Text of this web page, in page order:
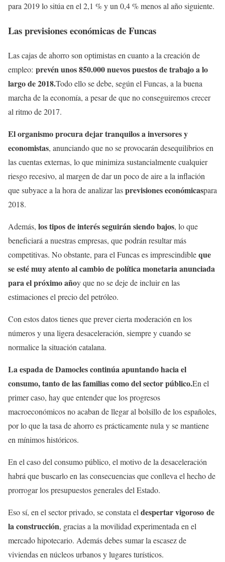
para 2019 lo sitúa en el 2,1 % y un 0,4 % menos al año siguiente.
Las previsiones económicas de Funcas
Las cajas de ahorro son optimistas en cuanto a la creación de
empleo: prevén unos 850.000 nuevos puestos de trabajo a lo
largo de 2018.Todo ello se debe, según el Funcas, a la buena
marcha de la economía, a pesar de que no conseguiremos crecer
al ritmo de 2017.
El organismo procura dejar tranquilos a inversores y
economistas, anunciando que no se provocarán desequilibrios en
las cuentas externas, lo que minimiza sustancialmente cualquier
riesgo recesivo, al margen de dar un poco de aire a la inflación
que subyace a la hora de analizar lasprevisiones económicaspara
2018.
Además, los tipos de interés seguirán siendo bajos, lo que
beneficiará a nuestras empresas, que podrán resultar más
competitivas. No obstante, para el Funcas es imprescindibleque
se esté muy atento al cambio de política monetaria anunciada
para el próximo añoy que no se deje de incluir en las
estimaciones el precio del petróleo.
Con estos datos tienes que prever cierta moderación en los
números y una ligera desaceleración, siempre y cuando se
normalice la situación catalana.
La espada de Damocles continúa apuntando hacia el
consumo, tanto de las familias como del sector público.En el
primer caso, hay que entender que los progresos
macroeconómicos no acaban de llegar al bolsillo de los españoles,
por lo que la tasa de ahorro es prácticamente nula y se mantiene
en mínimos históricos.
En el caso del consumo público, el motivo de la desaceleración
habrá que buscarlo en las consecuencias que conlleva el hecho de
prorrogar los presupuestos generales del Estado.
Eso sí, en el sector privado, se constata el despertar vigoroso de
la construcción, gracias a la movilidad experimentada en el
mercado hipotecario. Además debes sumar la escasez de
viviendas en núcleos urbanos y lugares turísticos.